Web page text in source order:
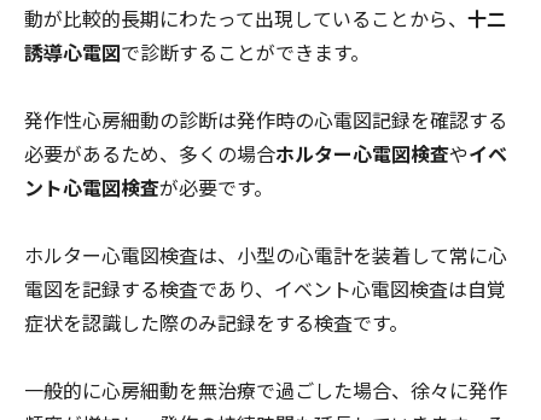
動が比較的長期にわたって出現していることから、 十二
誘導心電図で診断することができます。
発作性心房細動の診断は発作時の心電図記録を確認する
必要があるため、多くの場合ホルター心電図検査やイベ
ント心電図検査が必要です。
ホルター心電図検査は、小型の心電計を装着して常に心
電図を記録する検査であり、イベント心電図検査は自覚
症状を認識した際のみ記録をする検査です。
一般的に心房細動を無治療で過ごした場合、徐々に発作